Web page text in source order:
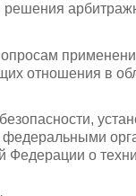
решения
отношения в
федеральными
Федерации о